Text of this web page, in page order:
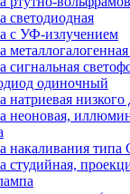
светодиодная
с УФ-излучением
сигнальная
одиночный
натриевая низкого
неоновая,
накаливания типа
студийная,